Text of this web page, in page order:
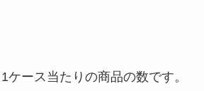
ケース当たりの商品の数です。